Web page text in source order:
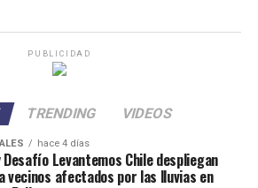
PUBLICIDAD
TRENDING VIDEOS
hace 4 días
Desafío Levantemos Chile despliegan
vecinos afectados por las lluvias en